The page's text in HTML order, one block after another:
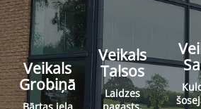
Veikals
Grobiņā
Bārtas iela
Veikals
Talsos
Laidzes
pagasts,